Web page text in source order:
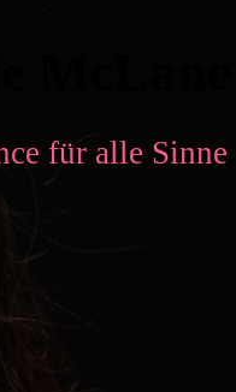
McLane
für alle Sinne